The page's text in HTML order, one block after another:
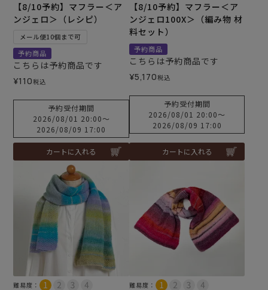
【8/10予約】マフラー＜ア
ンジェロ＞（レシピ）
メール便10個まで可
予約商品
こちらは予約商品です
¥110税込
予約受付期間
2026/08/01 20:00〜
2026/08/09 17:00
カートに入れる
【8/10予約】マフラー＜ア
ンジェロ100X＞（編み物 材
料セット）
予約商品
こちらは予約商品です
¥5,170税込
予約受付期間
2026/08/01 20:00〜
2026/08/09 17:00
カートに入れる
難易度： 難易度：